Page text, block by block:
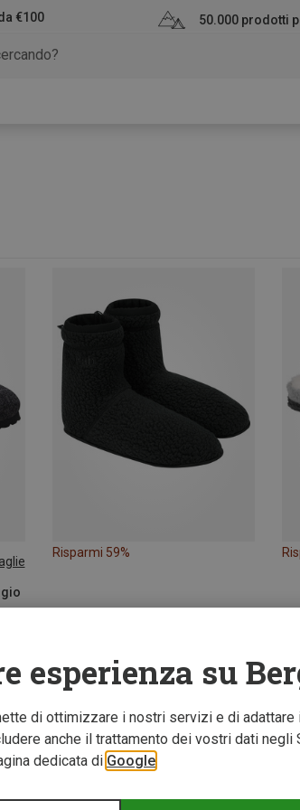
€100 50.000 prodotti
Risparmi 59%
esperienza su
di ottimizzare i nostri servizi e di adattare
anche il trattamento dei vostri dati negli
dedicata di Google